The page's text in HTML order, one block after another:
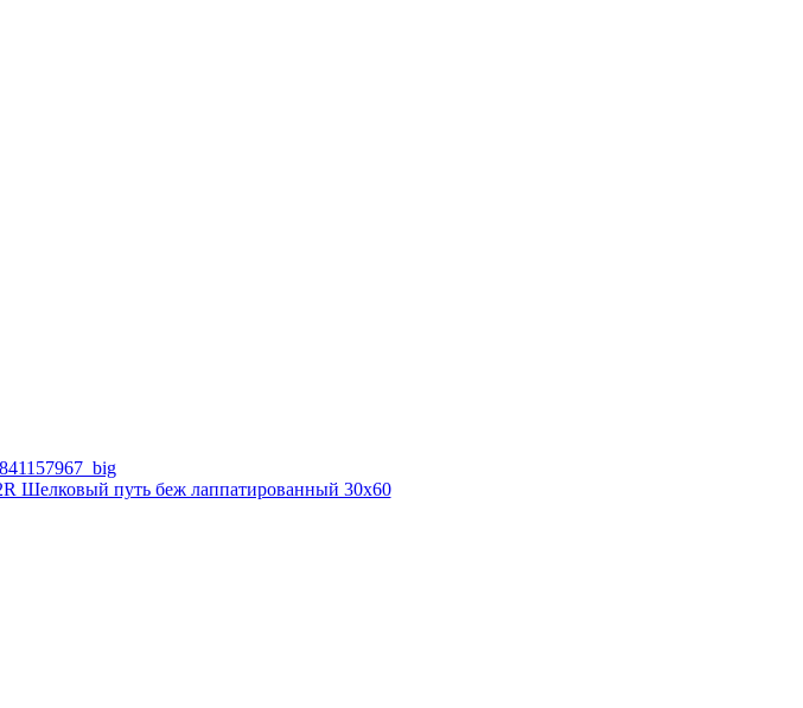
Шелковый путь беж лаппатированный 30х60